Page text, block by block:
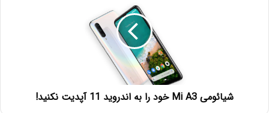
شیائومی Mi A3 خود را به اندروید 11 آپدیت نکنید!